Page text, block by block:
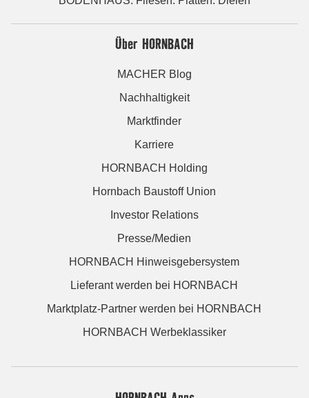
Über HORNBACH
MACHER Blog
Nachhaltigkeit
Marktfinder
Karriere
HORNBACH Holding
Hornbach Baustoff Union
Investor Relations
Presse/Medien
HORNBACH Hinweisgebersystem
Lieferant werden bei HORNBACH
Marktplatz-Partner werden bei HORNBACH
HORNBACH Werbeklassiker